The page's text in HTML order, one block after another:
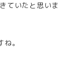
ていたと思いま
。